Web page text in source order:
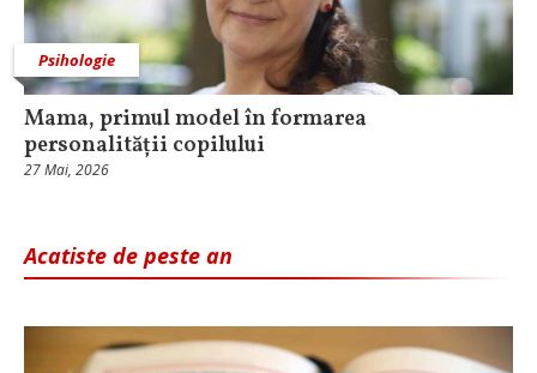
Psihologie
Mama, primul model în formarea
personalității copilului
27 Mai, 2026
Acatiste de peste an